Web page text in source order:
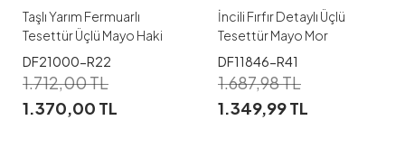
Taşlı Yarım Fermuarlı
Tesettür Üçlü Mayo Haki
DF21000-R22
1.712,00TL
1.370,00 TL
İncili Fırfır Detaylı Üçlü
Tesettür Mayo Mor
DF11846-R41
1.687,98TL
1.349,99TL
38 40 42
48
50 38 40 42